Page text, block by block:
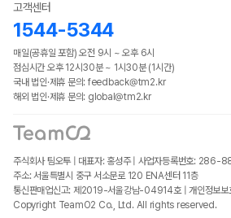
고객센터
1544-5344
매일(공휴일 포함) 오전 9시 ~ 오후 6시
점심시간 오후 12시30분 ~ 1시30분 (1시간)
국내 법인·제휴 문의: feedback@tm2.kr
해외 법인·제휴 문의: global@tm2.kr
주식회사 팀오투 | 대표자: 홍성주 | 사업자등록번호:
주소: 서울특별시 중구 서소문로 120 ENA센터 11층
통신판매업신고: 제2019-서울강남-04914호 | 개인정보보
Copyright TeamO2 Co., Ltd. All rights reserved.